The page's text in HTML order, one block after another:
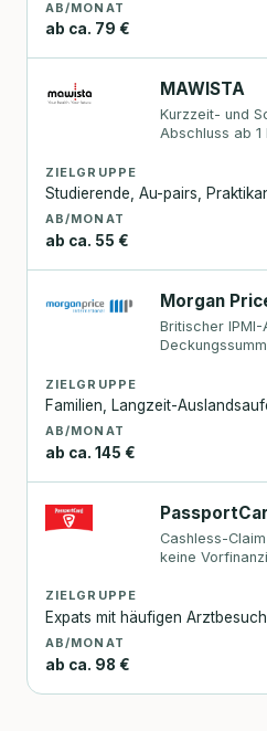
AB/MONAT
ab ca. 79 €
MAWISTA
Kurzzeit- und
Abschluss ab 1
ZIELGRUPPE
Studierende, Au-pairs,
AB/MONAT
ab ca. 55 €
Morgan
Britischer
ZIELGRUPPE
Familien, Langzeit-
AB/MONAT
ab ca. 145 €
Cashless-
keine
ZIELGRUPPE
Expats mit häufigen
AB/MONAT
ab ca. 98 €